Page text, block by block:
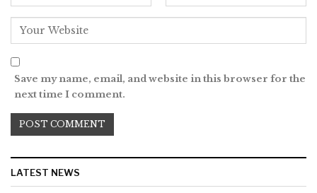
Save my name, email, and website in this browser for the
next time I comment.
LATEST NEWS